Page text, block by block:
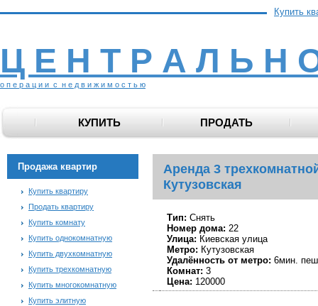
Купить
Ц Е Н Т Р А Л Ь Н
о п е р а ц и и с н е д в и ж и м о с т ь ю
КУПИТЬ ПРОДАТЬ
Продажа квартир
Купить квартиру
Продать квартиру
Купить комнату
Купить однокомнатную
Купить двухкомнатную
Купить трехкомнатную
Купить многокомнатную
Купить элитную
Аренда 3
Кутузовская
Тип: Снять
Номер дома: 22
Улица: Киевская улица
Метро: Кутузовская
Удалённость от метро: 6мин.
Комнат: 3
Цена: 120000